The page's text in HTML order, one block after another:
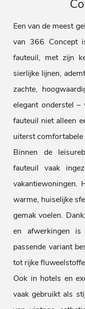
Een van de meest
van 366 Concept
fauteuil, met zijn
sierlijke lijnen,
zachte,
elegant onderstel
fauteuil niet alleen
uiterst comfortabele
Binnen de
fauteuil vaak
vakantiewoningen.
warme, huiselijke
gemak voelen.
en afwerkingen
passende variant
tot rijke
Ook in hotels en
vaak gebruikt als